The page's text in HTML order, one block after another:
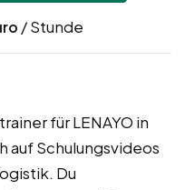
/ Stunde
für LENAYO in
auf Schulungsvideos
Du